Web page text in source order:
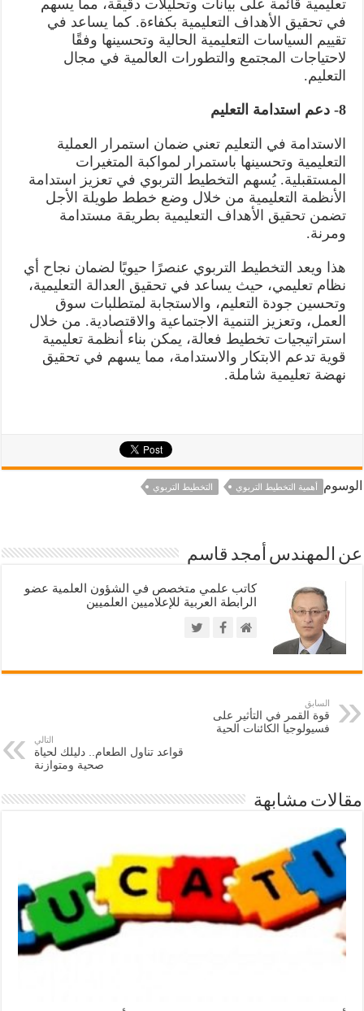
تعليمية قائمة على بيانات وتحليلات دقيقة، مما يسهم
في تحقيق الأهداف التعليمية بكفاءة. كما يساعد في
تقييم السياسات التعليمية الحالية وتحسينها وفقًا
لاحتياجات المجتمع والتطورات العالمية في مجال
التعليم.
8- دعم استدامة التعليم
الاستدامة في التعليم تعني ضمان استمرار العملية
التعليمية وتحسينها باستمرار لمواكبة المتغيرات
المستقبلية. يُسهم التخطيط التربوي في تعزيز استدامة
الأنظمة التعليمية من خلال وضع خطط طويلة الأجل
تضمن تحقيق الأهداف التعليمية بطريقة مستدامة
ومرنة.
هذا ويعد التخطيط التربوي عنصرًا حيويًا لضمان نجاح أي
نظام تعليمي، حيث يساعد في تحقيق العدالة التعليمية،
وتحسين جودة التعليم، والاستجابة لمتطلبات سوق
العمل، وتعزيز التنمية الاجتماعية والاقتصادية. من خلال
استراتيجيات تخطيط فعالة، يمكن بناء أنظمة تعليمية
قوية تدعم الابتكار والاستدامة، مما يسهم في تحقيق
نهضة تعليمية شاملة.
الوسوم أهمية التخطيط التربوي التخطيط التربوي
عن المهندس أمجد قاسم
كاتب علمي متخصص في الشؤون العلمية عضو
الرابطة العربية للإعلاميين العلميين
السابق
قوة القمر في التأثير على
فسيولوجيا الكائنات الحية
التالي
قواعد تناول الطعام.. دليلك لحياة
صحية ومتوازنة
مقالات مشابهة